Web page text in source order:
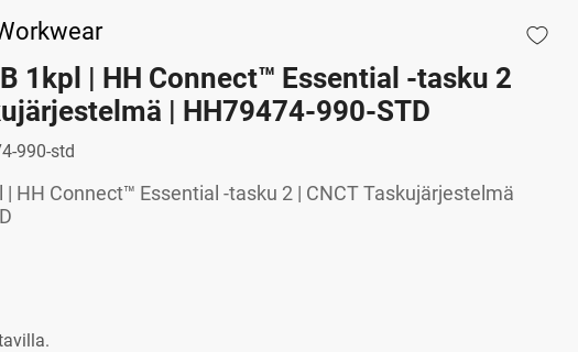
1kpl | HH Connect™ Essential -tasku 2
| HH79474-990-STD
990-std
| HH Connect™ Essential -tasku 2 | CNCT Taskujärjestelmä